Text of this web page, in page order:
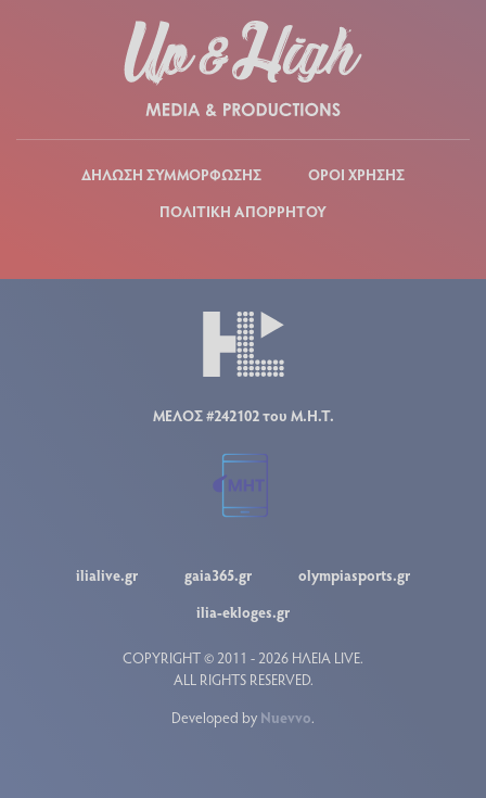
ΔΗΛΩΣΗ ΣΥΜΜΟΡΦΩΣΗΣ
ΟΡΟΙ ΧΡΗΣΗΣ
ΠΟΛΙΤΙΚΗ ΑΠΟΡΡΗΤΟΥ
ΜΕΛΟΣ #242102 του Μ.Η.Τ.
ilialive.gr gaia365.gr
olympiasports.gr
ilia-ekloges.gr
COPYRIGHT © 2011 - 2026 ΗΛΕΙΑ LIVE.
ALL RIGHTS RESERVED.
Developed by Nuevvo.